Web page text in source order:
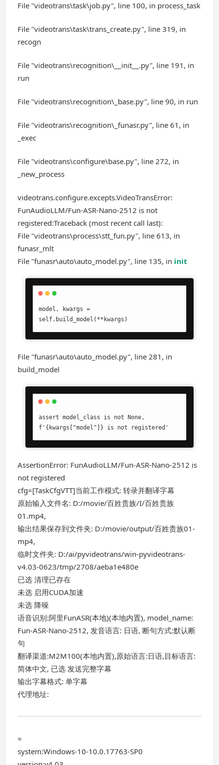
File "videotrans\task\job.py", line 100, in process_task
File "videotrans\task\trans_create.py", line 319, in
recogn
File "videotrans\recognition\__init__.py", line 191, in
run
File "videotrans\recognition\_base.py", line 90, in run
File "videotrans\recognition\_funasr.py", line 61, in
_exec
File "videotrans\configure\base.py", line 272, in
_new_process
videotrans.configure.excepts.VideoTransError:
FunAudioLLM/Fun-ASR-Nano-2512 is not
registered:Traceback (most recent call last):
File "videotrans\process\stt_fun.py", line 613, in
funasr_mlt
File "funasr\auto\auto_model.py", line 135, in init
model, kwargs =
self.build_model(**kwargs)
File "funasr\auto\auto_model.py", line 281, in
build_model
assert model_class is not None,
f'{kwargs["model"]} is not registered'
AssertionError: FunAudioLLM/Fun-ASR-Nano-2512 is
not registered
cfg=[TaskCfgVTT]当前工作模式: 转录并翻译字幕
原始输入文件名: D:/movie/百姓贵族/I/百姓贵族
01.mp4,
输出结果保存到文件夹: D:/movie/output/百姓贵族01-
mp4,
临时文件夹: D:/ai/pyvideotrans/win-pyvideotrans-
v4.03-0623/tmp/2708/aeba1e480e
已选 清理已存在
未选 启用CUDA加速
未选 降噪
语音识别:阿里FunASR(本地)(本地内置), model_name:
Fun-ASR-Nano-2512, 发音语言: 日语, 断句方式:默认断
句
翻译渠道:M2M100(本地内置),原始语言:日语,目标语言:
简体中文, 已选 发送完整字幕
输出字幕格式: 单字幕
代理地址:
=
system:Windows-10-10.0.17763-SP0